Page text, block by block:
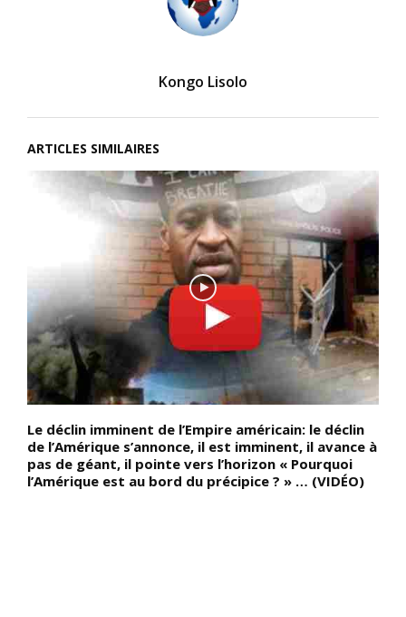
Kongo Lisolo
ARTICLES SIMILAIRES
Le déclin imminent de l’Empire américain: le déclin
de l’Amérique s’annonce, il est imminent, il avance à
pas de géant, il pointe vers l’horizon « Pourquoi
l’Amérique est au bord du précipice ? » … (VIDÉO)